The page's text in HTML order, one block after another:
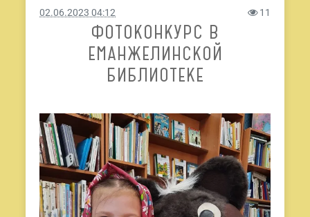
02.06.2023 04:12 11
ФОТОКОНКУРС В
ЕМАНЖЕЛИНСКОЙ
БИБЛИОТЕКЕ